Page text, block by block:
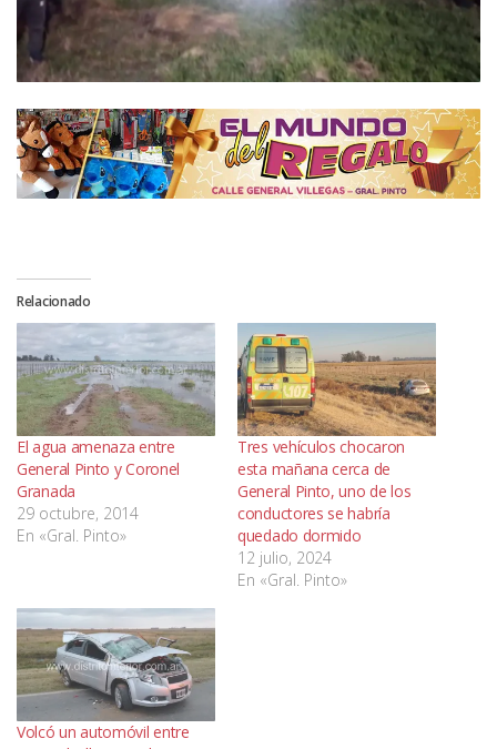
Relacionado
El agua amenaza entre
General Pinto y Coronel
Granada
29 octubre, 2014
En «Gral. Pinto»
Tres vehículos chocaron
esta mañana cerca de
General Pinto, uno de los
conductores se habría
quedado dormido
12 julio, 2024
En «Gral. Pinto»
Volcó un automóvil entre